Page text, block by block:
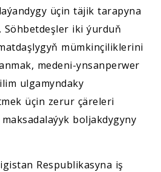
üçin täjik tarapyna
iki ýurduň
mümkinçiliklerini
medeni-ynsanperwer
ulgamyndaky
üçin zerur çäreleri
boljakdygyny
Respublikasyna iş